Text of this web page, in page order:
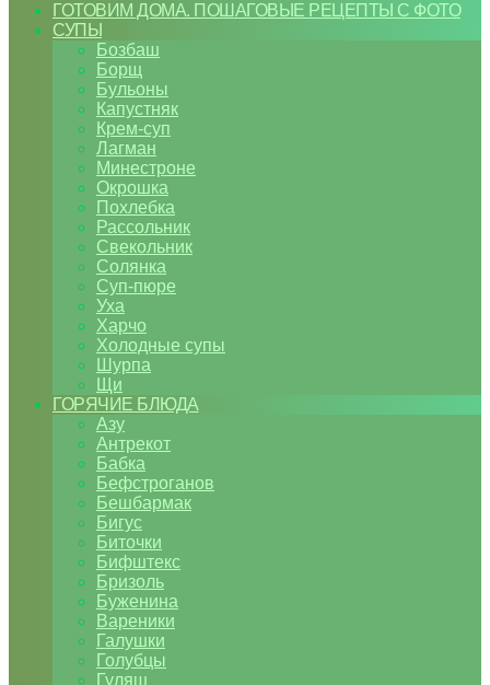
ГОТОВИМ ДОМА. ПОШАГОВЫЕ РЕЦЕПТЫ С ФОТО
СУПЫ
Бозбаш
Борщ
Бульоны
Капустняк
Крем-суп
Лагман
Минестроне
Окрошка
Похлебка
Рассольник
Свекольник
Солянка
Суп-пюре
Уха
Харчо
Холодные супы
Шурпа
Щи
ГОРЯЧИЕ БЛЮДА
Азу
Антрекот
Бабка
Бефстроганов
Бешбармак
Бигус
Биточки
Бифштекс
Бризоль
Буженина
Вареники
Галушки
Голубцы
Гуляш